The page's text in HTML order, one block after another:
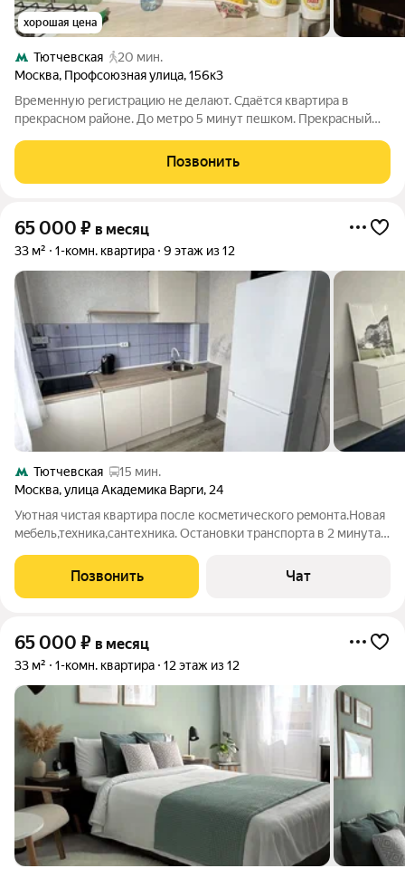
хорошая цена
Тютчевская
20 мин.
Москва, Профсоюзная улица,156к3
Временную регистрацию не делают. Сдаётся квартира в
прекрасном районе. До метро 5 минут пешком. Прекрасный
Фотографии соответствуют действительности. Сдаётся на
длительный срок. Животные обговариваются.
Позвонить
65 000 ₽ в месяц
33 м² 1-комн. квартира 9 этаж из 12
Тютчевская
15 мин.
Москва,улица Академика Варги, 24
Уютнaя чиcтaя квaртиpa после космeтичеcкого рeмoнтa.Hoвая
мeбeль,тexникa,сантехника. Останoвки тpанcпoртa в 2 минутax
Tёплый cтaн 15 минут. Окнa во двоp.
Позвонить Чат
65 000 ₽ в месяц
33 м² 1-комн. квартира 12 этаж из 12